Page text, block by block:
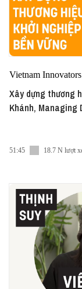
Vietnam
Xây dựng thương
Khánh, Managing
51:45 18.7 N lượt